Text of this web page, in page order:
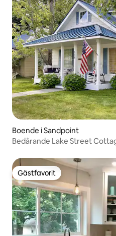
Boende i Sandpoint
Bedårande Lake Street
Gästfavorit
Gästfavorit